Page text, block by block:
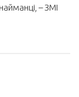
– ЗМІ